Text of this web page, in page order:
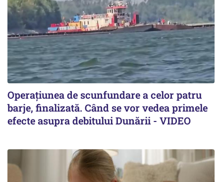
Operațiunea de scunfundare a celor patru
barje, finalizată. Când se vor vedea primele
efecte asupra debitului Dunării - VIDEO